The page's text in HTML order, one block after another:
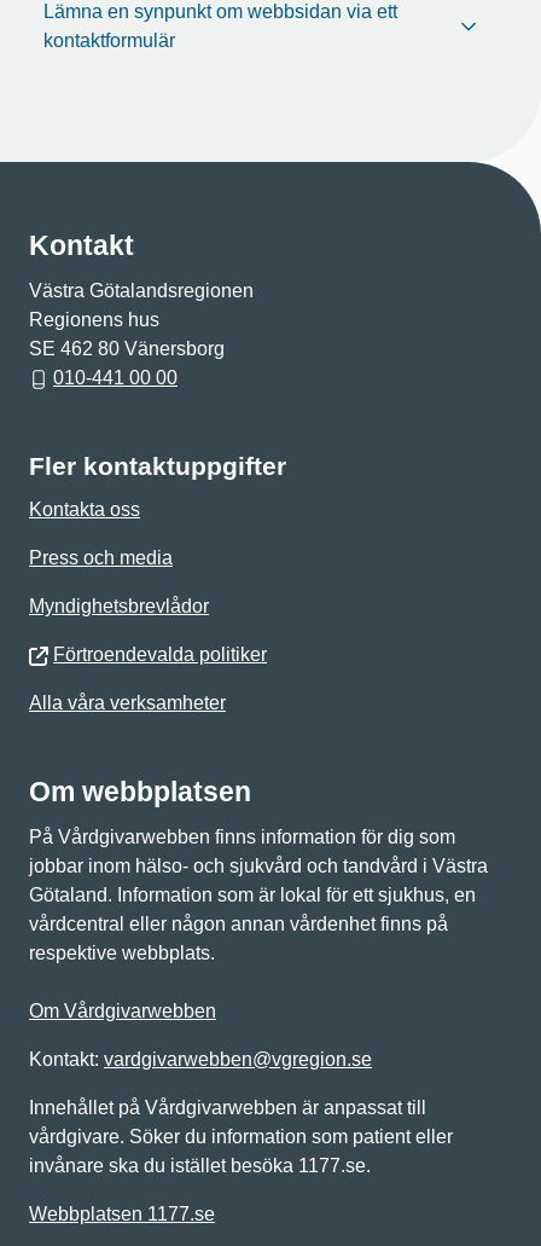
Lämna en synpunkt om webbsidan via ett
kontaktformulär
Kontakt
Västra Götalandsregionen
Regionens hus
SE 462 80 Vänersborg
010-441 00 00
Fler kontaktuppgifter
Kontakta oss
Press och media
Myndighetsbrevlådor
Förtroendevalda politiker
Alla våra verksamheter
Om webbplatsen
På Vårdgivarwebben finns information för dig som
jobbar inom hälso- och sjukvård och tandvård i Västra
Götaland. Information som är lokal för ett sjukhus, en
vårdcentral eller någon annan vårdenhet finns på
respektive webbplats.
Om Vårdgivarwebben
Kontakt: vardgivarwebben@vgregion.se
Innehållet på Vårdgivarwebben är anpassat till
vårdgivare. Söker du information som patient eller
invånare ska du istället besöka 1177.se.
Webbplatsen 1177.se